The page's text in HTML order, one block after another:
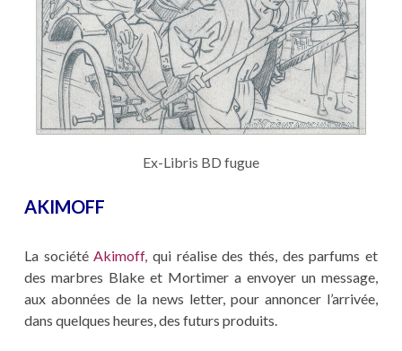
Ex-Libris BD fugue
AKIMOFF
La sociétéAkimoff, qui réalise des thés, des parfums et
des marbres Blake et Mortimer a envoyer un message,
aux abonnées de la news letter, pour annoncer l’arrivée,
dans quelques heures, des futurs produits.